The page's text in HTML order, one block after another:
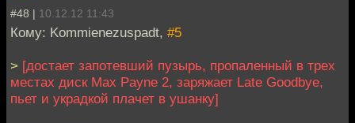
#48 | 10.12.12 11:43
Кому: Kommienezuspadt, #5
> [достает запотевший пузырь, пропаленный в трех
местах диск Max Payne 2, заряжает Late Goodbye,
пьет и украдкой плачет в ушанку]